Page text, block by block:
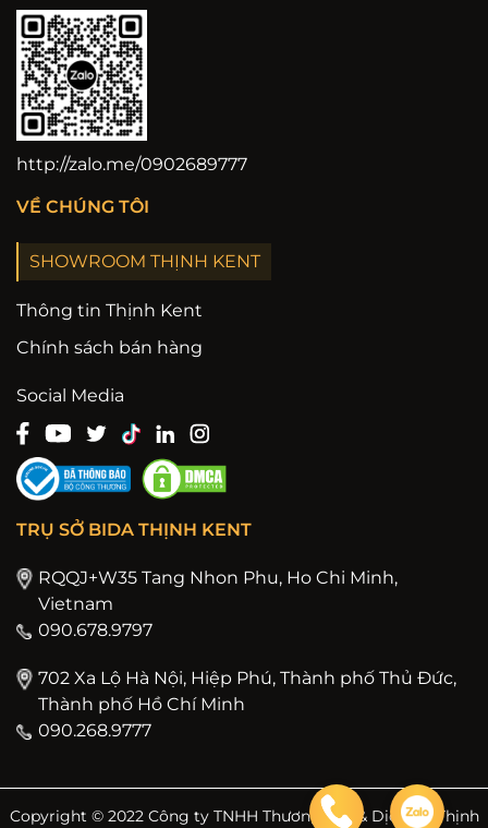
http://zalo.me/0902689777
VỀ CHÚNG TÔI
SHOWROOM THỊNH KENT
Thông tin Thịnh Kent
Chính sách bán hàng
Social Media
TRỤ SỞ BIDA THỊNH KENT
RQQJ+W35 Tang Nhon Phu, Ho Chi Minh,
Vietnam
090.678.9797
702 Xa Lộ Hà Nội, Hiệp Phú, Thành phố Thủ Đức,
Thành phố Hồ Chí Minh
090.268.9777
Copyright © 2022 Công ty TNHH Thương Mại & Dịch Vụ Thịnh